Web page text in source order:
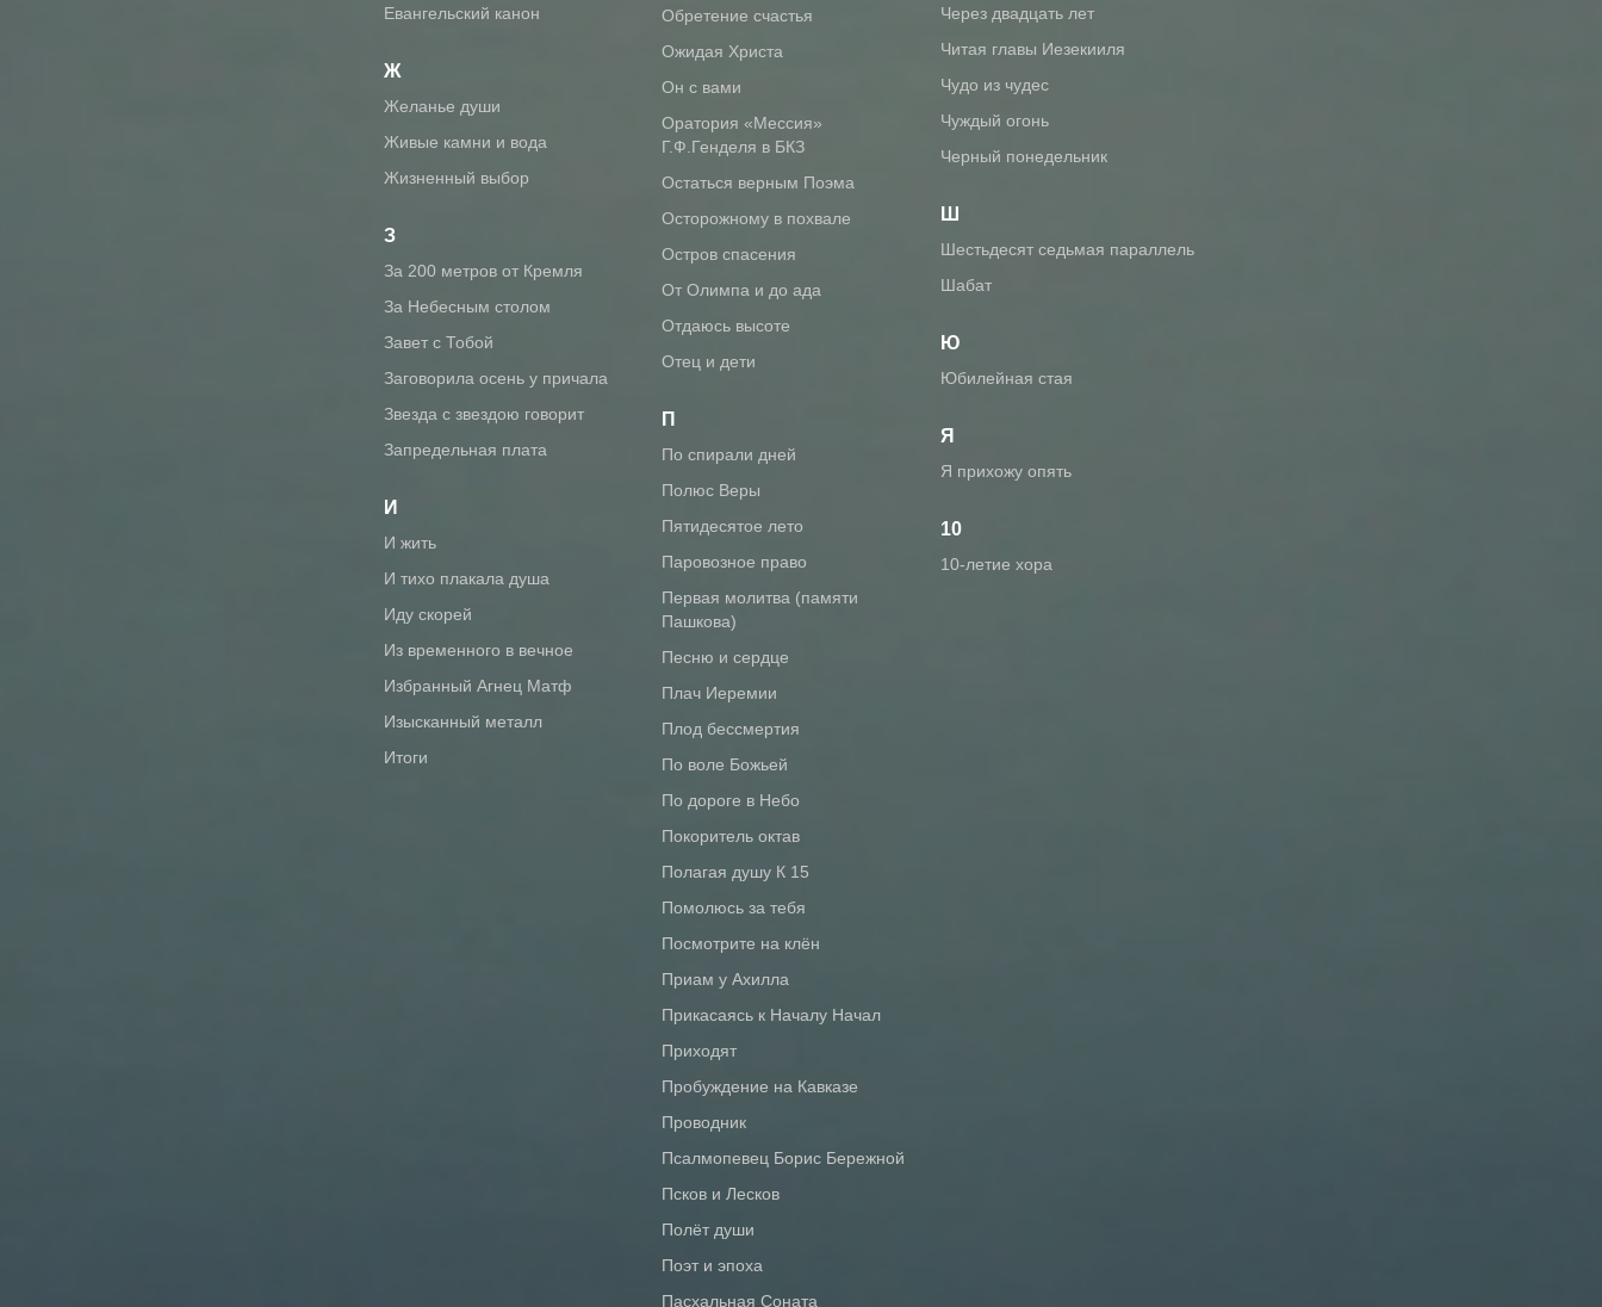
Евангельский канон
Ж
Желанье души
Живые камни и вода
Жизненный выбор
З
За 200 метров от Кремля
За Небесным столом
Завет с Тобой
Заговорила осень у причала
Звезда с звездою говорит
Запредельная плата
И
И жить
И тихо плакала душа
Иду скорей
Из временного в вечное
Избранный Агнец Матф
Изысканный металл
Итоги
Обретение счастья
Ожидая Христа
Он с вами
Оратория «Мессия»
Г.Ф.Генделя в БКЗ
Остаться верным Поэма
Осторожному в похвале
Остров спасения
От Олимпа и до ада
Отдаюсь высоте
Отец и дети
П
По спирали дней
Полюс Веры
Пятидесятое лето
Паровозное право
Первая молитва (памяти
Пашкова)
Песню и сердце
Плач Иеремии
Плод бессмертия
По воле Божьей
По дороге в Небо
Покоритель октав
Полагая душу К 15
Помолюсь за тебя
Посмотрите на клён
Приам у Ахилла
Прикасаясь к Началу Начал
Приходят
Пробуждение на Кавказе
Проводник
Псалмопевец Борис Бережной
Псков и Лесков
Полёт души
Поэт и эпоха
Пасхальная Соната
Через двадцать лет
Читая главы Иезекииля
Чудо из чудес
Чуждый огонь
Черный понедельник
Ш
Шестьдесят седьмая параллель
Шабат
Ю
Юбилейная стая
Я
Я прихожу опять
10
10-летие хора